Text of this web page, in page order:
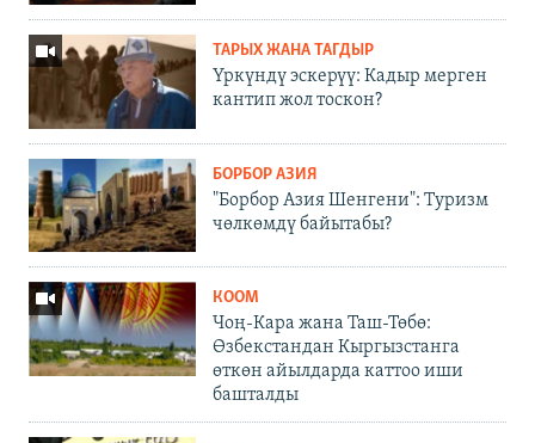
ТАРЫХ ЖАНА ТАГДЫР
Үркүндү эскерүү: Кадыр мерген
кантип жол тоскон?
БОРБОР АЗИЯ
"Борбор Азия Шенгени": Туризм
чөлкөмдү байытабы?
КООМ
Чоң-Кара жана Таш-Төбө:
Өзбекстандан Кыргызстанга
өткөн айылдарда каттоо иши
башталды